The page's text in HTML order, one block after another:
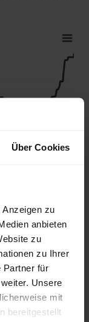
Über Cookies
zu
anbieten
zu
zu Ihrer
Partner für
Unsere
mit
bereitgestellt
Mai
in Deutschland
-Seite